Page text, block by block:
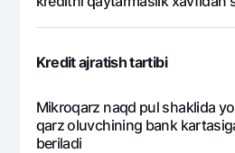
Kredit ajratish tartibi
Mikroqarz naqd pul shaklida
qarz oluvchining bank
beriladi